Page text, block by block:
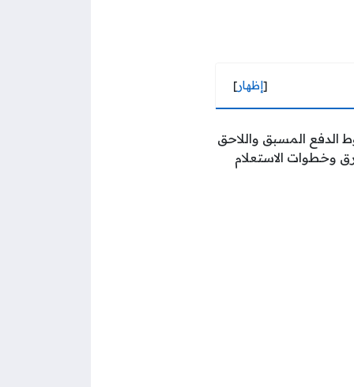
[إظهار]
الدفع المسبق واللاحق
وخطوات الاستعلام